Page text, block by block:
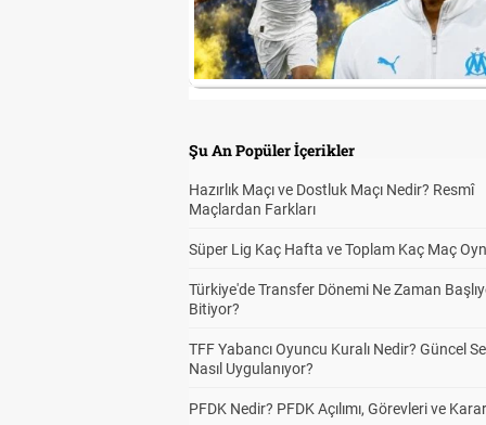
Şu An Popüler İçerikler
Hazırlık Maçı ve Dostluk Maçı Nedir? Resmî
Maçlardan Farkları
Süper Lig Kaç Hafta ve Toplam Kaç Maç
Türkiye'de Transfer Dönemi Ne Zaman
Bitiyor?
TFF Yabancı Oyuncu Kuralı Nedir? Güncel
Nasıl Uygulanıyor?
PFDK Nedir? PFDK Açılımı, Görevleri ve